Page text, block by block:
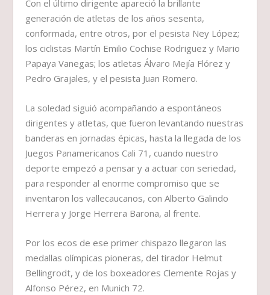
Con el último dirigente apareció la brillante
generación de atletas de los años sesenta,
conformada, entre otros, por el pesista Ney López;
los ciclistas Martín Emilio Cochise Rodriguez y Mario
Papaya Vanegas; los atletas Álvaro Mejía Flórez y
Pedro Grajales, y el pesista Juan Romero.
La soledad siguió acompañando a espontáneos
dirigentes y atletas, que fueron levantando nuestras
banderas en jornadas épicas, hasta la llegada de los
Juegos Panamericanos Cali 71, cuando nuestro
deporte empezó a pensar y a actuar con seriedad,
para responder al enorme compromiso que se
inventaron los vallecaucanos, con Alberto Galindo
Herrera y Jorge Herrera Barona, al frente.
Por los ecos de ese primer chispazo llegaron las
medallas olímpicas pioneras, del tirador Helmut
Bellingrodt, y de los boxeadores Clemente Rojas y
Alfonso Pérez, en Munich 72.